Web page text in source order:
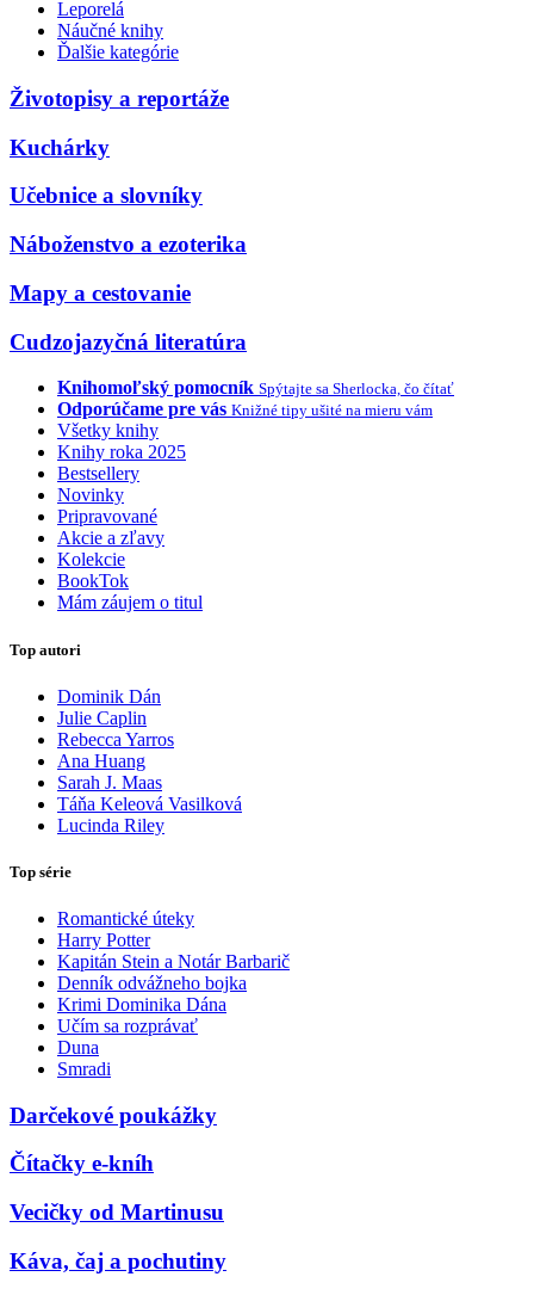
Leporelá
Náučné knihy
Ďalšie kategórie
Životopisy a reportáže
Kuchárky
Učebnice a slovníky
Náboženstvo a ezoterika
Mapy a cestovanie
Cudzojazyčná literatúra
Knihomoľský pomocník Spýtajte sa Sherlocka, čo čítať
Odporúčame pre vás Knižné tipy ušité na mieru vám
Všetky knihy
Knihy roka 2025
Bestsellery
Novinky
Pripravované
Akcie a zľavy
Kolekcie
BookTok
Mám záujem o titul
Top autori
Dominik Dán
Julie Caplin
Rebecca Yarros
Ana Huang
Sarah J. Maas
Táňa Keleová Vasilková
Lucinda Riley
Top série
Romantické úteky
Harry Potter
Kapitán Stein a Notár Barbarič
Denník odvážneho bojka
Krimi Dominika Dána
Učím sa rozprávať
Duna
Smradi
Darčekové poukážky
Čítačky e-kníh
Vecičky od Martinusu
Káva, čaj a pochutiny